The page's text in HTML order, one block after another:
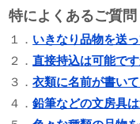
特によくあるご質問
１． いきなり品物を送
２．直接持込は可能です
３．衣類に名前が書い
４．鉛筆などの文房具